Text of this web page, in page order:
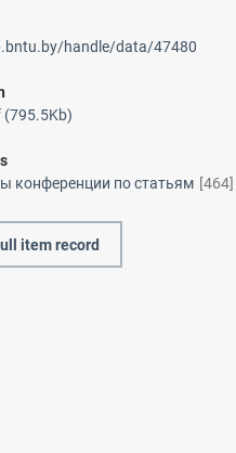
handle/data/47480
конференции по статьям [464]
item record